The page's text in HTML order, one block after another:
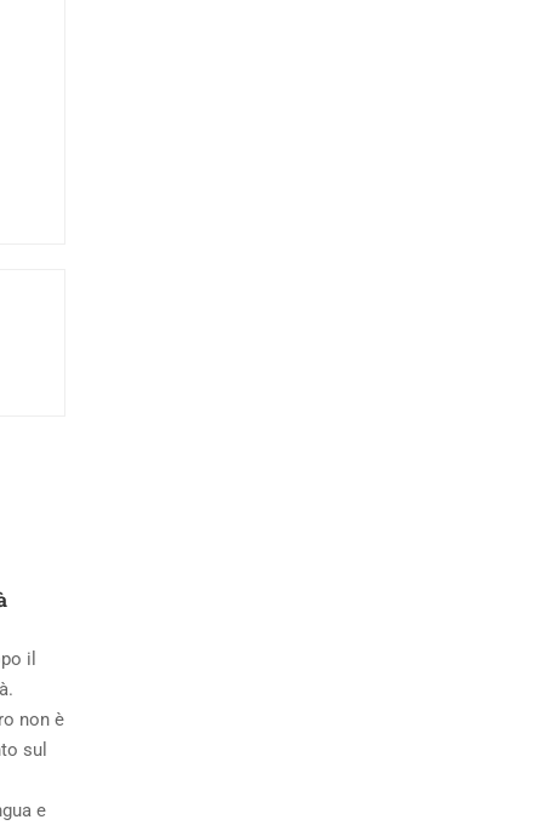
il
non è
sul
e